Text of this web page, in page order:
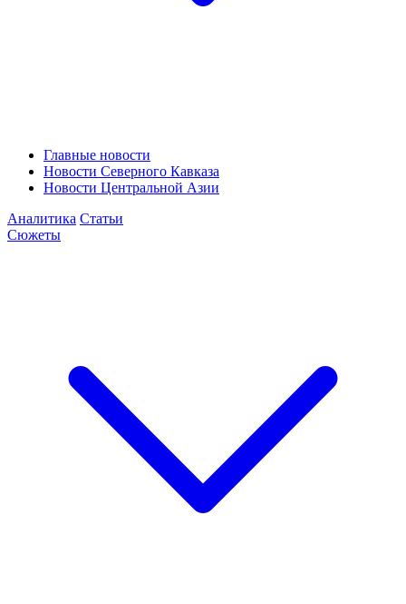
Главные новости
Новости Северного Кавказа
Новости Центральной Азии
Аналитика Статьи
Сюжеты